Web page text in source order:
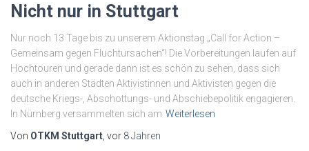
Nicht nur in Stuttgart
Nur noch 13 Tage bis zu unserem Aktionstag „Call for Action –
Gemeinsam gegen Fluchtursachen“! Die Vorbereitungen laufen auf
Hochtouren und gerade dann ist es schön zu sehen, dass sich
auch in anderen Städten Aktivistinnen und Aktivisten gegen die
deutsche Kriegs-, Abschottungs- und Abschiebepolitik engagieren.
In Nürnberg versammelten sich am Weiterlesen
Von OTKM Stuttgart , vor 8 Jahren